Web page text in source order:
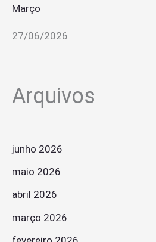
Março
27/06/2026
Arquivos
junho 2026
maio 2026
abril 2026
março 2026